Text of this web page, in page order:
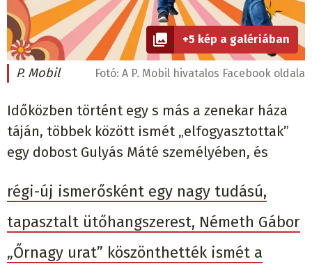
+5 kép a galériában
P. Mobil Fotó: A P. Mobil hivatalos Facebook oldala
Időközben történt egy s más a zenekar háza
táján, többek között ismét „elfogyasztottak”
egy dobost Gulyás Máté személyében, és
régi-új ismerősként egy nagy tudású,
tapasztalt ütőhangszerest, Németh Gábor
„Őrnagy urat” köszönthették ismét a